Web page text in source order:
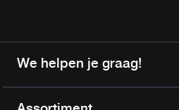
We helpen je graag!